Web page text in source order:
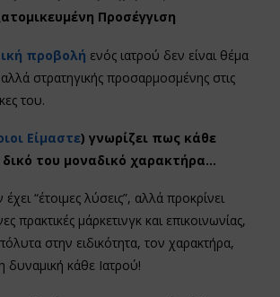
Προσέγγιση
προβολή ενός ιατρού δεν είναι θέμα
στρατηγικής προσαρμοσμένης στις
του.
Είμαστε) γνωρίζει πως κάθε
δικό του μοναδικό χαρακτήρα…
“έτοιμες λύσεις”, αλλά προκρίνει
πρακτικές μάρκετινγκ και επικοινωνίας,
στην ειδικότητα, τον χαρακτήρα,
δυναμική κάθε Ιατρού!